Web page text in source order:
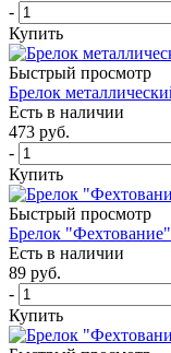
-
Купить
Быстрый просмотр
Брелок
Есть в наличии
473 руб.
-
Купить
Быстрый просмотр
Брелок
Есть в наличии
89 руб.
-
Купить